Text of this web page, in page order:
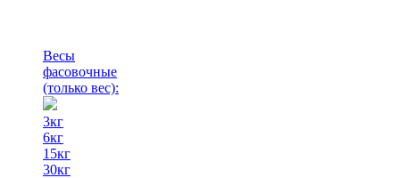
Весы
фасовочные
(только вес):
3кг
6кг
15кг
30кг